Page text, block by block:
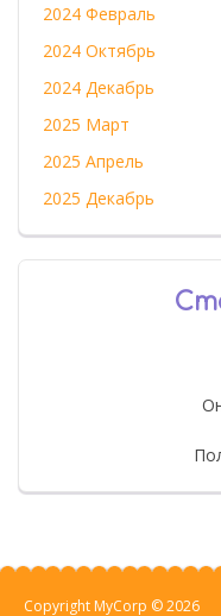
2024 Февраль
2024 Октябрь
2024 Декабрь
2025 Март
2025 Апрель
2025 Декабрь
Copyright MyCorp © 2026